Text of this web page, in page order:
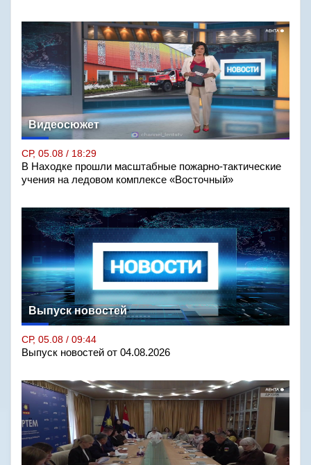
Видеосюжет
СР, 05.08 / 18:29
В Находке прошли масштабные пожарно-тактические
учения на ледовом комплексе «Восточный»
Выпуск новостей
СР, 05.08 / 09:44
Выпуск новостей от 04.08.2026